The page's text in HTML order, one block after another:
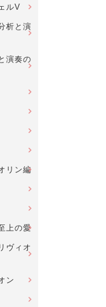
ルV
析と演
演奏の
リン編
上の愛
ヴィオ
ン